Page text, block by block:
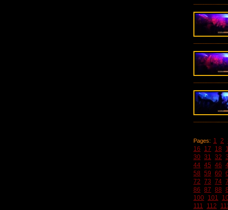
Pages: 1 2
16
17 18
30 31 32
44 45 46
58 59 60
72 73 74
86 87 88
100 101
111
112